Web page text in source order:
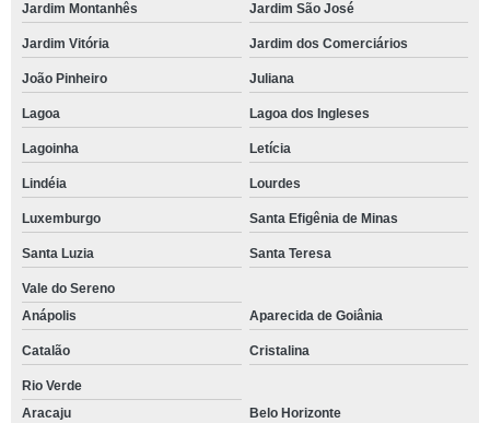
Jardim Montanhês Jardim São José
Jardim Vitória Jardim dos Comerciários
João Pinheiro Juliana
Lagoa Lagoa dos Ingleses
Lagoinha Letícia
Lindéia Lourdes
Luxemburgo Santa Efigênia de Minas
Santa Luzia Santa Teresa
Vale do Sereno
Anápolis
Aparecida de Goiânia
Catalão Cristalina
Rio Verde
Aracaju
Belo Horizonte